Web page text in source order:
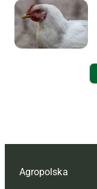
Archive
Agropolska